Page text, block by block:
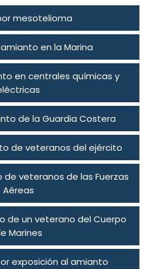
mesotelioma
en la Marina
en centrales químicas y
de la Guardia Costera
de veteranos del ejército
de veteranos de las Fuerzas
Aéreas
de un veterano del Cuerpo
Marines
exposición al amianto